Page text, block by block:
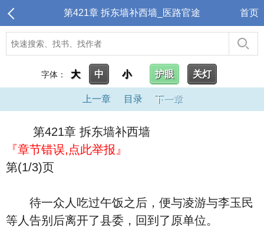
第421章 拆东墙补西墙_医路官途 首页
字体： 大 中 小 护眼 关灯
上一章 目录 下一章
第421章 拆东墙补西墙
『章节错误,点此举报』
第(1/3)页
待一众人吃过午饭之后，便与凌游与李玉民
等人告别后离开了县委，回到了原单位。